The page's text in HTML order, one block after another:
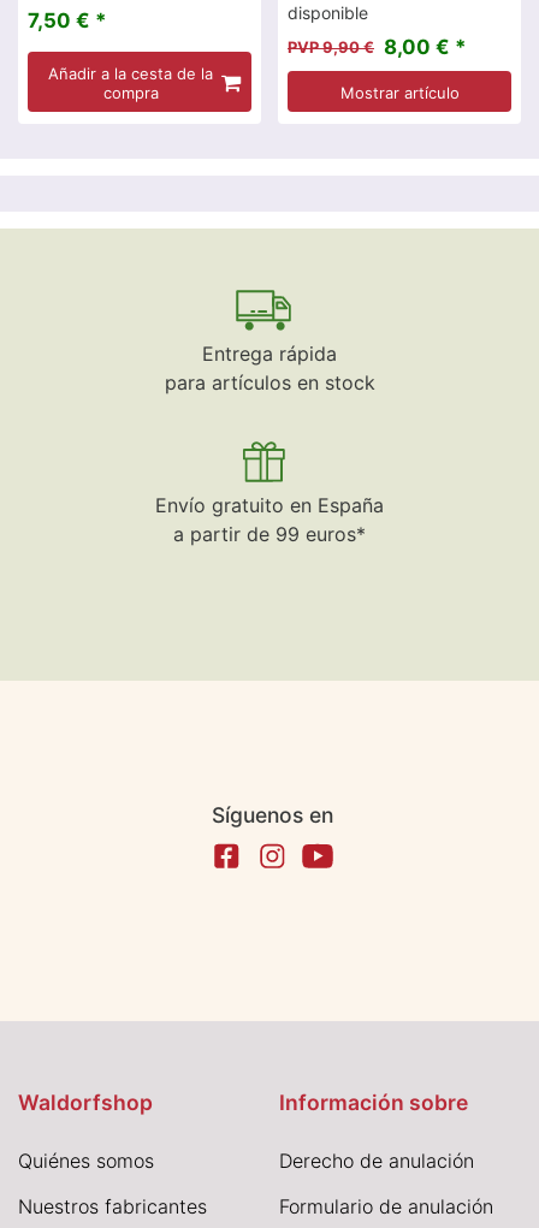
7,50 € *
Añadir a la cesta de la
compra
disponible
PVP 9,90 € 8,00 € *
Mostrar artículo
Entrega rápida
para artículos en stock
Envío gratuito en España
a partir de 99 euros*
Síguenos en
Waldorfshop
Quiénes somos
Nuestros fabricantes
Información sobre
Derecho de anulación
Formulario de anulación